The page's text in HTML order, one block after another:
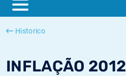
Historico
INFLAÇÃO 2012
ESTER
SONIA
Inflação Estados Unidos
Inflação Europa
Taxas SONIA históricas
Taxas TONAR históricas